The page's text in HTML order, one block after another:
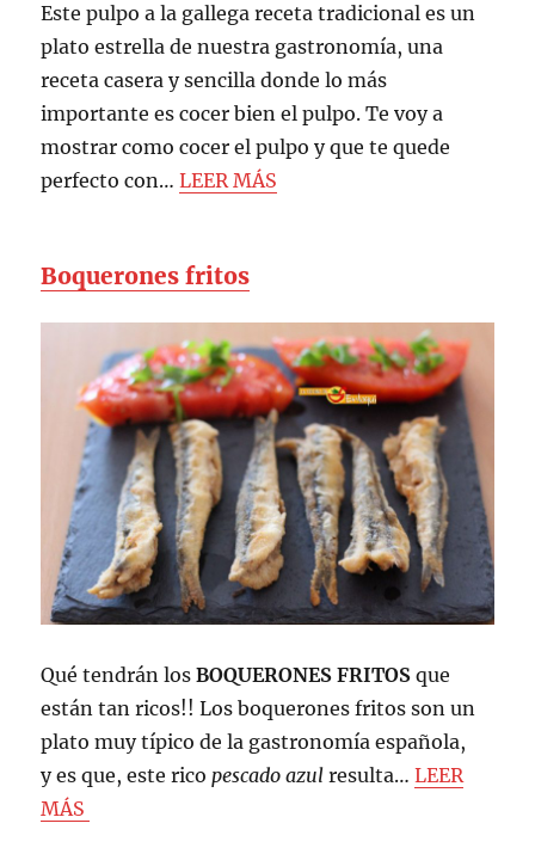
Este pulpo a la gallega receta tradicional es un
plato estrella de nuestra gastronomía, una
receta casera y sencilla donde lo más
importante es cocer bien el pulpo. Te voy a
mostrar como cocer el pulpo y que te quede
perfecto con…LEER MÁS
Boquerones fritos
Qué tendrán los BOQUERONES FRITOSque
están tan ricos!! Los boquerones fritos son un
plato muy típico de la gastronomía española,
y es que, este ricopescado azul resulta…LEER
MÁS